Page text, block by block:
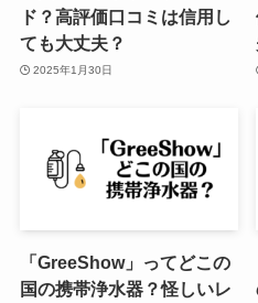
ド？高評価口コミは信用し
ても大丈夫？
2025年1月30日
「GreeShow」ってどこの
国の携帯浄水器？怪しいレ